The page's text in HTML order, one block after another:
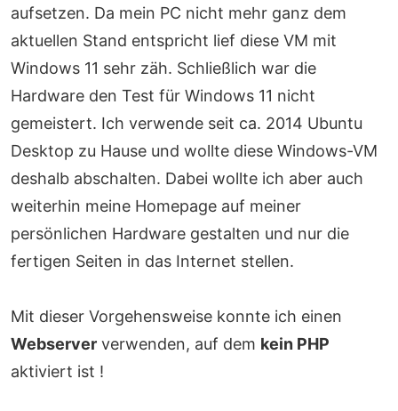
aufsetzen. Da mein PC nicht mehr ganz dem
aktuellen Stand entspricht lief diese VM mit
Windows 11 sehr zäh. Schließlich war die
Hardware den Test für Windows 11 nicht
gemeistert. Ich verwende seit ca. 2014 Ubuntu
Desktop zu Hause und wollte diese Windows-VM
deshalb abschalten. Dabei wollte ich aber auch
weiterhin meine Homepage auf meiner
persönlichen Hardware gestalten und nur die
fertigen Seiten in das Internet stellen.
Mit dieser Vorgehensweise konnte ich einen
Webserver verwenden, auf dem kein PHP
aktiviert ist !